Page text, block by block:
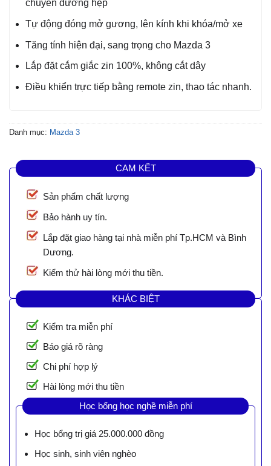
chuyển đường hẹp
Tự động đóng mở gương, lên kính khi khóa/mở xe
Tăng tính hiện đại, sang trọng cho Mazda 3
Lắp đặt cắm giắc zin 100%, không cắt dây
Điều khiển trực tiếp bằng remote zin, thao tác nhanh.
Danh mục: Mazda 3
CAM KẾT
Sản phẩm chất lượng
Bảo hành uy tín.
Lắp đặt giao hàng tại nhà miễn phí Tp.HCM và Bình
Dương.
Kiểm thử hài lòng mới thu tiền.
KHÁC BIỆT
Kiểm tra miễn phí
Báo giá rõ ràng
Chi phí hợp lý
Hài lòng mới thu tiền
Học bổng học nghề miễn phí
Học bổng trị giá 25.000.000 đồng
Học sinh, sinh viên nghèo